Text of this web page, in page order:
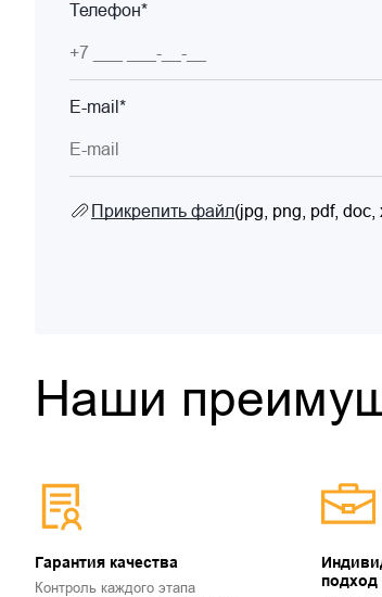
Телефон*
E-mail*
Прикрепить файл(jpg, png, pdf,
Наши
Гарантия качества
Контроль каждого этапа
подход